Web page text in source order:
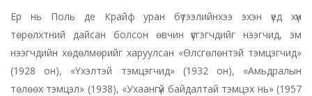
Ер нь Поль де Крайф уран бүтээлийнхээ эхэн үед хүн
төрөлхтний дайсан болсон өвчин үүсгэгчдийг нээгчид, эм
нээгчдийн хөдөлмөрийг харуулсан «Өлсгөлөнтэй тэмцэгчид»
(1928 он), «Үхэлтэй тэмцэгчид» (1932 он), «Амьдралын
төлөөх тэмцэл» (1938), «Ухаангүй байдалтай тэмцэх нь» (1957